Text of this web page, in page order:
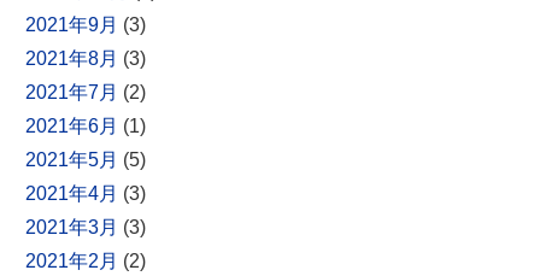
2021年9月 (3)
2021年8月 (3)
2021年7月 (2)
2021年6月 (1)
2021年5月 (5)
2021年4月 (3)
2021年3月 (3)
2021年2月 (2)